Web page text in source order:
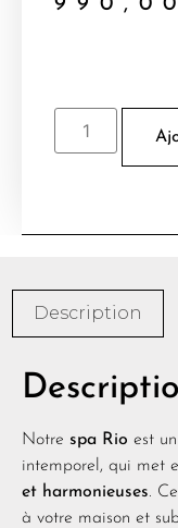
Description
Notre spa Rio est
intemporel, qui met
et harmonieuses.
à votre maison et